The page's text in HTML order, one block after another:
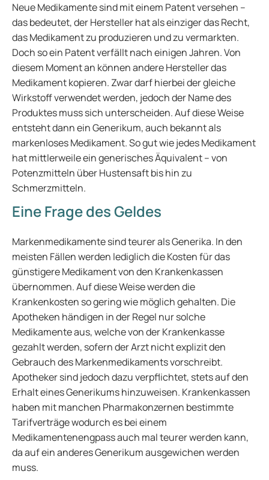
Neue Medikamente sind mit einem Patent versehen –
das bedeutet, der Hersteller hat als einziger das Recht,
das Medikament zu produzieren und zu vermarkten.
Doch so ein Patent verfällt nach einigen Jahren. Von
diesem Moment an können andere Hersteller das
Medikament kopieren. Zwar darf hierbei der gleiche
Wirkstoff verwendet werden, jedoch der Name des
Produktes muss sich unterscheiden. Auf diese Weise
entsteht dann ein Generikum, auch bekannt als
markenloses Medikament. So gut wie jedes Medikament
hat mittlerweile ein generisches Äquivalent – von
Potenzmitteln über Hustensaft bis hin zu
Schmerzmitteln.
Eine Frage des Geldes
Markenmedikamente sind teurer als Generika. In den
meisten Fällen werden lediglich die Kosten für das
günstigere Medikament von den Krankenkassen
übernommen. Auf diese Weise werden die
Krankenkosten so gering wie möglich gehalten. Die
Apotheken händigen in der Regel nur solche
Medikamente aus, welche von der Krankenkasse
gezahlt werden, sofern der Arzt nicht explizit den
Gebrauch des Markenmedikaments vorschreibt.
Apotheker sind jedoch dazu verpflichtet, stets auf den
Erhalt eines Generikums hinzuweisen. Krankenkassen
haben mit manchen Pharmakonzernen bestimmte
Tarifverträge wodurch es bei einem
Medikamentenengpass auch mal teurer werden kann,
da auf ein anderes Generikum ausgewichen werden
muss.